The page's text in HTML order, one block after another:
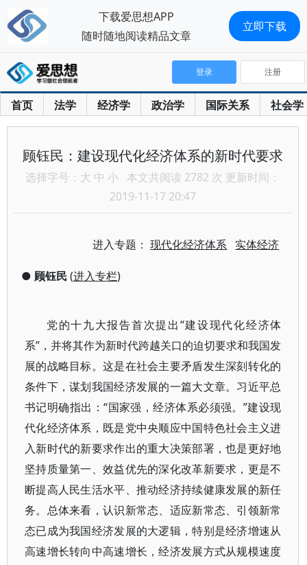
首页 法学 经济学 政治学 国际关系 社会学
登录 注册
顾钰民：建设现代化经济体系的新时代要求
选择字号： 大 中 小 本文共阅读 2782 次 更新时间：
2019-11-17 20:47
进入专题：现代化经济体系 实体经济
● 顾钰民(进入专栏)
党的十九大报告首次提出“建设现代化经济体
系”，并将其作为新时代跨越关口的迫切要求和我国发
展的战略目标。这是在社会主要矛盾发生深刻转化的
条件下，谋划我国经济发展的一篇大文章。习近平总
书记明确指出：“国家强，经济体系必须强。”建设现
代化经济体系，既是党中央顺应中国特色社会主义进
入新时代的新要求作出的重大决策部署，也是更好地
坚持质量第一、效益优先的深化改革新要求，更是不
断提高人民生活水平、推动经济持续健康发展的新任
务。总体来看，认识新常态、适应新常态、引领新常
态已成为我国经济发展的大逻辑，特别是经济增速从
高速增长转向中高速增长，经济发展方式从规模速度
下载爱思想APP
随时随地阅读精品文章
立即下载